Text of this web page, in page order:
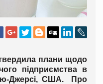
плани щодо
підприємства в
Джерсі, США. Про